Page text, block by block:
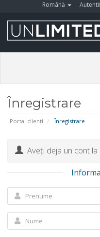
Română
Înregistrare
Portal clienți Înregistrare
Aveți deja un cont la